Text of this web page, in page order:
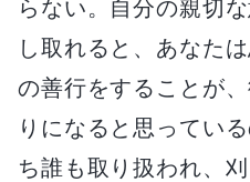
らない。自分の親切
し取れると、あなた
の善行をすることが
りになると思ってい
ち誰も取り扱われ、